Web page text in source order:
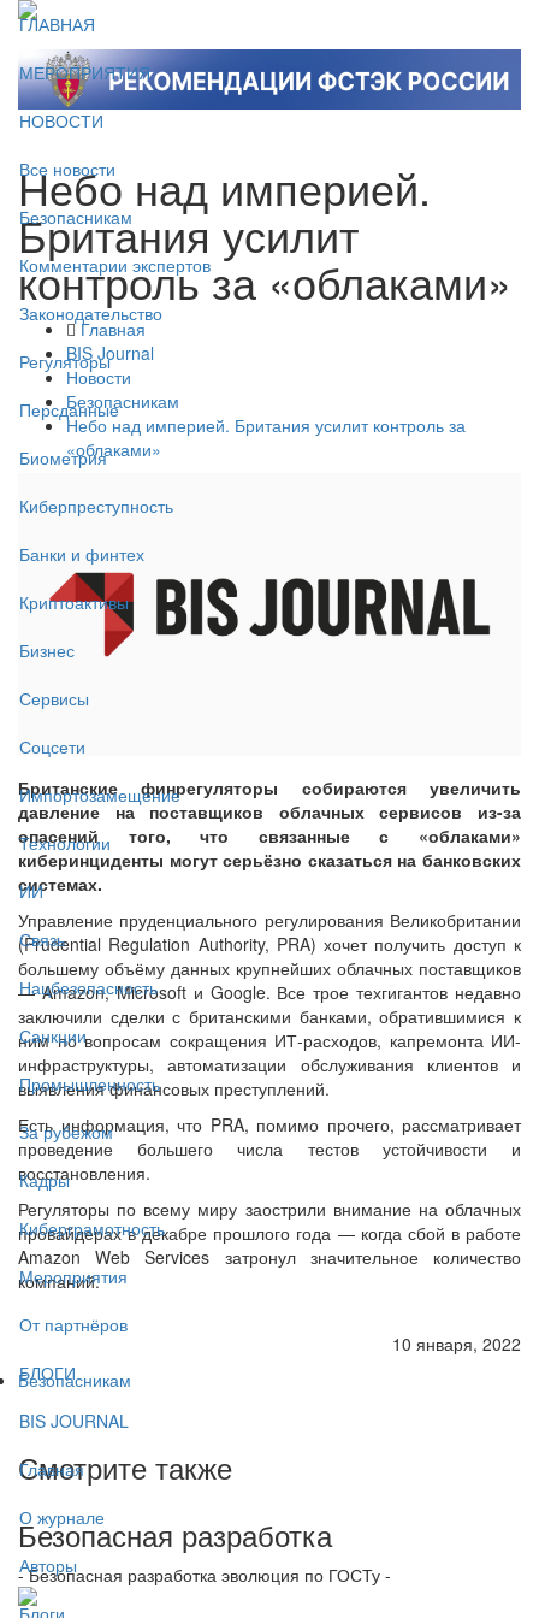
ГЛАВНАЯ
МЕРОПРИЯТИЯ
НОВОСТИ
Все новости
Безопасникам
Комментарии экспертов
Законодательство
Регуляторы
Персданные
Биометрия
Киберпреступность
Банки и финтех
Криптоактивы
Бизнес
Сервисы
Соцсети
Импортозамещение
Технологии
ИИ
Связь
Нацбезопасность
Санкции
Промышленность
За рубежом
Кадры
Киберграмотность
Мероприятия
От партнёров
БЛОГИ
BIS JOURNAL
Главная
О журнале
Авторы
Блоги
Небо над империей.
Британия усилит
контроль за «облаками»
Главная
BIS Journal
Новости
Безопасникам
Небо над империей. Британия усилит контроль за
«облаками»
Британские финрегуляторы собираются увеличить
давление на поставщиков облачных сервисов из-за
опасений того, что связанные с «облаками»
киберинциденты могут серьёзно сказаться на банковских
системах.
Управление пруденциального регулирования Великобритании
(Prudential Regulation Authority, PRA) хочет получить доступ к
большему объёму данных крупнейших облачных поставщиков
— Amazon, Microsoft и Google. Все трое техгигантов недавно
заключили сделки с британскими банками, обратившимися к
ним по вопросам сокращения ИТ-расходов, капремонта ИИ-
инфраструктуры, автоматизации обслуживания клиентов и
выявления финансовых преступлений.
Есть информация, что PRA, помимо прочего, рассматривает
проведение большего числа тестов устойчивости и
восстановления.
Регуляторы по всему миру заострили внимание на облачных
провайдерах в декабре прошлого года — когда сбой в работе
Amazon Web Services затронул значительное количество
компаний.
10 января, 2022
Безопасникам
Смотрите также
Безопасная разработка
- Безопасная разработка эволюция по ГОСТу -